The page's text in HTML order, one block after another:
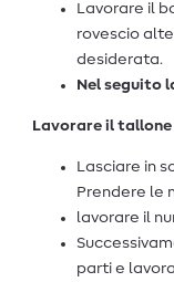
Lavorare il
rovescio
desiderata.
Nel seguito
Lavorare il tallone
Lasciare in
Prendere le
lavorare il
parti e